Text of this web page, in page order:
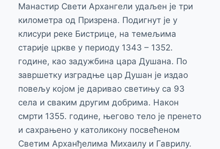
Манастир Свети Архангели удаљен је три
километра од Призрена. Подигнут је у
клисури реке Бистрице, на темељима
старије цркве у периоду 1343 – 1352.
године, као задужбина цара Душана. По
завршетку изградње цар Душан је издао
повељу којом је даривао светињу са 93
села и сваким другим добрима. Након
смрти 1355. године, његово тело је пренето
и сахрањено у католикону посвећеном
Светим Арханђелима Михаилу и Гаврилу.